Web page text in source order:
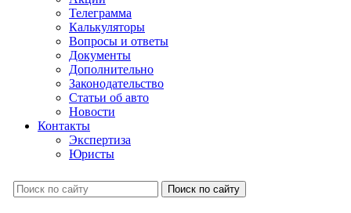
Телеграмма
Калькуляторы
Вопросы и ответы
Документы
Дополнительно
Законодательство
Статьи об авто
Новости
Контакты
Экспертиза
Юристы
Поиск по сайту